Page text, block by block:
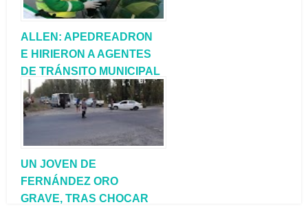
ALLEN: APEDREADRON
E HIRIERON A AGENTES
DE TRÁNSITO MUNICIPAL
QUE REALIZABAN UN
CONTROL DE
ALCOHOLEMIA
UN JOVEN DE
FERNÁNDEZ ORO
GRAVE, TRAS CHOCAR